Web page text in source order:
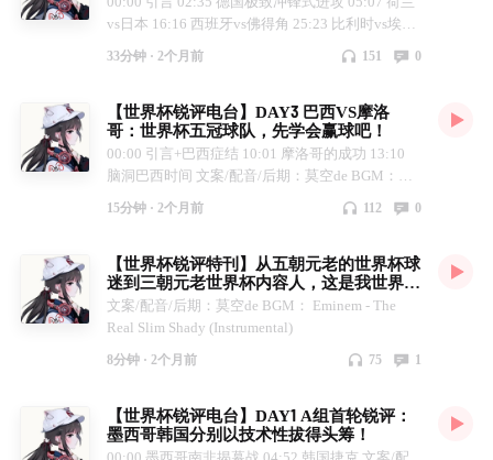
vs日本 16:16 西班牙vs佛得角 25:23 比利时vs埃及
33分钟 · 2个月前 151 0
【世界杯锐评电台】DAY3 巴西VS摩洛
哥：世界杯五冠球队，先学会赢球吧！
00:00 引言+巴西症结 10:01 摩洛哥的成功 13:10
脑洞巴西时间 文案/配音/后期：莫空de BGM：
Johannes Linstead - 1000 Veils The Kills - Wait The
15分钟 · 2个月前 112 0
【世界杯锐评特刊】从五朝元老的世界杯球
迷到三朝元老世界杯内容人，这是我世界杯
故事~
文案/配音/后期：莫空de BGM： Eminem - The
Real Slim Shady (Instrumental)
8分钟 · 2个月前 75 1
【世界杯锐评电台】DAY1 A组首轮锐评：
墨西哥韩国分别以技术性拔得头筹！
00:00 墨西哥南非揭幕战 04:52 韩国捷克 文案/配